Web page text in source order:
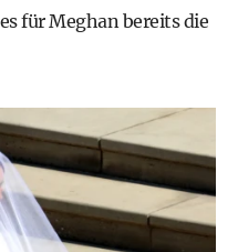
für Meghan bereits die